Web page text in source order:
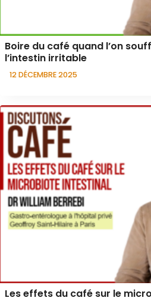
Boire du café quand l’on
l’intestin irritable
12 DÉCEMBRE 2025
Les effets du café sur le